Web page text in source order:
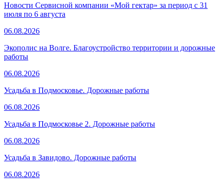
Новости Сервисной компании «Мой гектар» за период с 31
июля по 6 августа
06.08.2026
Экополис на Волге. Благоустройство территории и дорожные
работы
06.08.2026
Усадьба в Подмосковье. Дорожные работы
06.08.2026
Усадьба в Подмосковье 2. Дорожные работы
06.08.2026
Усадьба в Завидово. Дорожные работы
06.08.2026